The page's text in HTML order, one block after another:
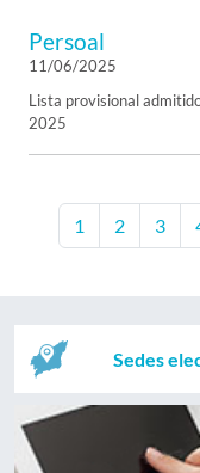
Persoal
11/06/2025
Lista provisional
2025
1 2 3
Sedes